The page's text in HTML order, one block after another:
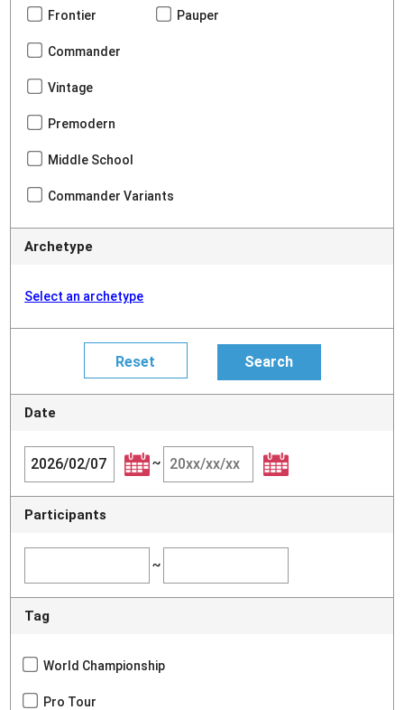
Frontier Pauper
Commander
Vintage
Premodern
Middle School
Commander Variants
Archetype
Select an archetype
Date
~
Participants
~
Tag
World Championship
Pro Tour